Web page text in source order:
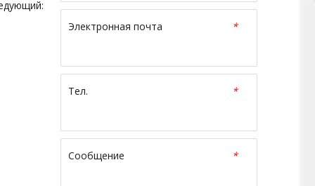
*
Электронная почта
*
Тел.
*
Сообщение